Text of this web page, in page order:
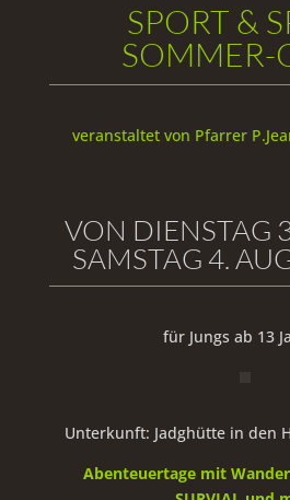
SPORT &
SOMMER-
veranstaltet von Pfarrer
VON DIENSTAG
SAMSTAG 4.
für Jungs ab 13
Unterkunft: Jadghütte in den
Abenteuertage mit